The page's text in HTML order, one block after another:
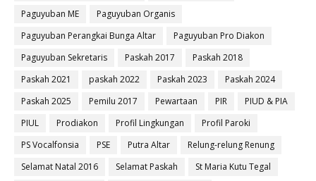
Paguyuban ME
Paguyuban Organis
Paguyuban Perangkai Bunga Altar
Paguyuban Pro Diakon
Paguyuban Sekretaris
Paskah 2017
Paskah 2018
Paskah 2021
paskah 2022 Paskah 2023
Paskah 2024
Paskah 2025
Pemilu 2017 Pewartaan PIR
PIUD & PIA
PIUL
Prodiakon Profil Lingkungan
Profil Paroki
PS Vocalfonsia
PSE Putra Altar
Relung-relung Renung
Selamat Natal 2016
Selamat Paskah
St Maria Kutu Tegal